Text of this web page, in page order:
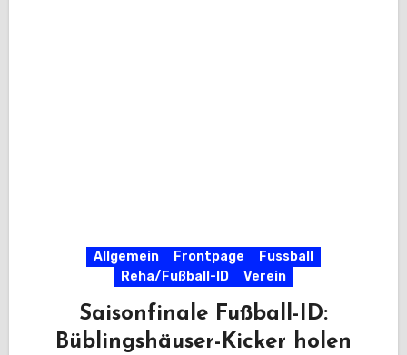
Allgemein Frontpage
Fussball
Reha/Fußball-ID
Verein
Saisonfinale Fußball-ID:
Büblingshäuser-Kicker holen